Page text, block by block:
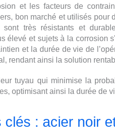
et les facteurs de
bon marché et utilisés pour
sont très résistants et
élevé et sujets à la corrosion
et la durée de vie de
rendant ainsi la solution
tuyau qui minimise la
optimisant ainsi la durée de
clés : acier noir